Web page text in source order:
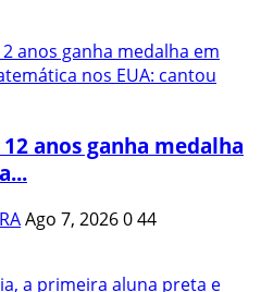
anos ganha medalha
Ago 7, 2026044